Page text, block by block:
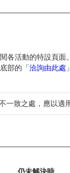
各活動的特設頁面。
部的「 洽詢由此處
一致之處，應以適